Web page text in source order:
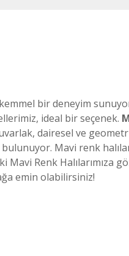
bir deneyim
ideal bir seçenek.
dairesel ve
Mavi renk
Renk Halılarımıza
emin olabilirsiniz!